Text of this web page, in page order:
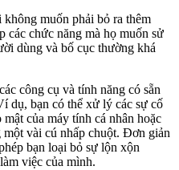
muốn phải bỏ ra thêm
các chức năng mà họ muốn sử
dùng và bố cục thường khá
công cụ và tính năng có sẵn
dụ, bạn có thể xử lý các sự cố
của máy tính cá nhân hoặc
một vài cú nhấp chuột. Đơn giản
bạn loại bỏ sự lộn xộn
việc của mình.